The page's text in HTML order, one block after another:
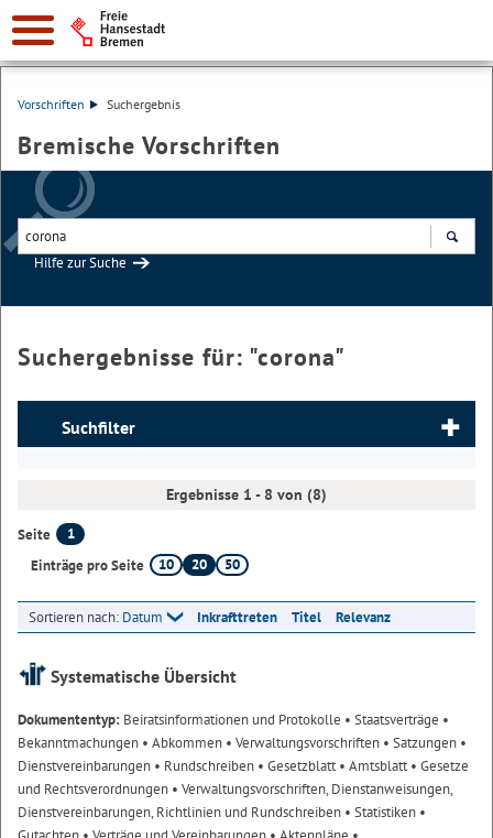
Vorschriften Suchergebnis
Bremische Vorschriften
Hilfe zur Suche
Suchergebnisse für: "corona"
Suchfilter
Ergebnisse 1 - 8 von (8)
Seite
1
Einträge pro Seite
10 20 50
Sortieren nach: Datum Inkrafttreten Titel Relevanz
Systematische Übersicht
Dokumententyp: Beiratsinformationen und Protokolle • Staatsverträge •
Bekanntmachungen • Abkommen • Verwaltungsvorschriften • Satzungen •
Dienstvereinbarungen • Rundschreiben • Gesetzblatt• Amtsblatt• Gesetze
und Rechtsverordnungen • Verwaltungsvorschriften, Dienstanweisungen,
Dienstvereinbarungen, Richtlinien und Rundschreiben • Statistiken •